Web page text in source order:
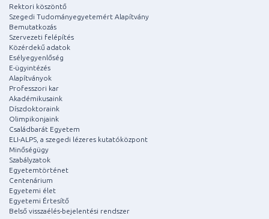
Rektori köszöntő
Szegedi Tudományegyetemért Alapítvány
Bemutatkozás
Szervezeti felépítés
Közérdekű adatok
Esélyegyenlőség
E-ügyintézés
Alapítványok
Professzori kar
Akadémikusaink
Díszdoktoraink
Olimpikonjaink
Családbarát Egyetem
ELI-ALPS, a szegedi lézeres kutatóközpont
Minőségügy
Szabályzatok
Egyetemtörténet
Centenárium
Egyetemi élet
Egyetemi Értesítő
Belső visszaélés-bejelentési rendszer